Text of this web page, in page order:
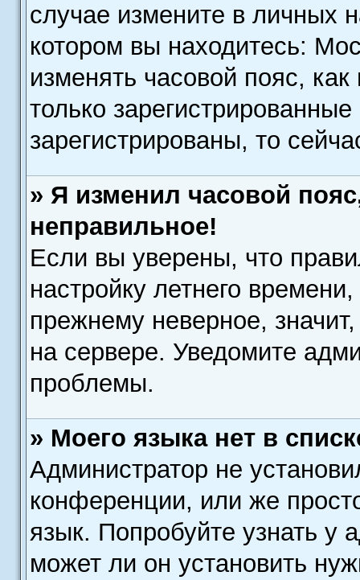
случае измените в личных
котором вы находитесь:
изменять часовой пояс,
только
зарегистрированы, то
» Я изменил часовой
неправильное!
Если вы уверены, что
настройку летнего
прежнему неверное,
на сервере. Уведомите
проблемы.
» Моего языка нет в
Администратор не
конференции, или же
язык. Попробуйте узнать у
может ли он установить